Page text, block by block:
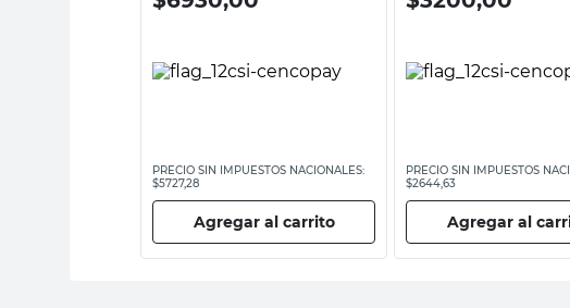
PRECIO SIN IMPUESTOS NACIONALES:
$5727,28
Agregar al carrito
PRECIO SIN IMPUESTOS
$2644,63
Agregar al